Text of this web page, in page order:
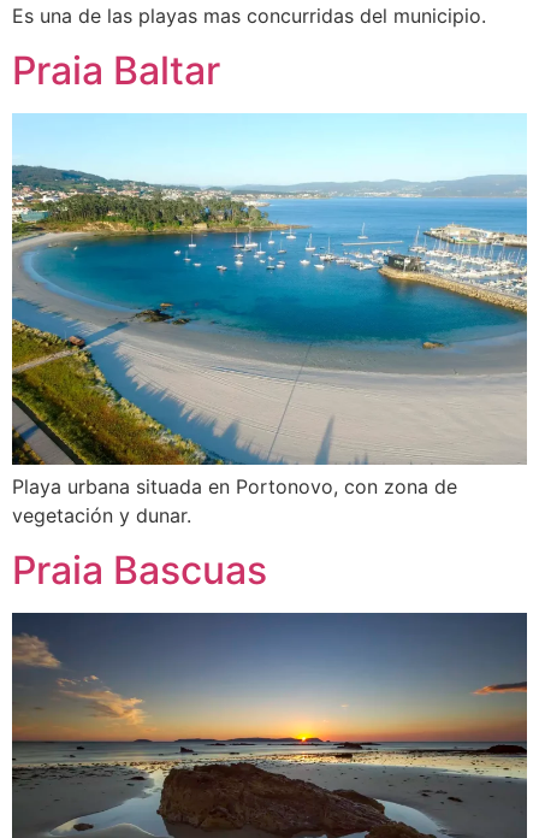
Es una de las playas mas concurridas del municipio.
Praia Baltar
Playa urbana situada en Portonovo, con zona de
vegetación y dunar.
Praia Bascuas